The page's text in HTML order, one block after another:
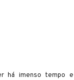
há imenso tempo e